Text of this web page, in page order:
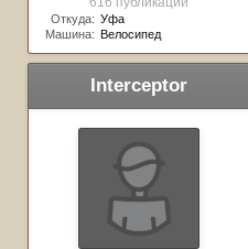
Откуда: Уфа
Машина: Велосипед
Interceptor